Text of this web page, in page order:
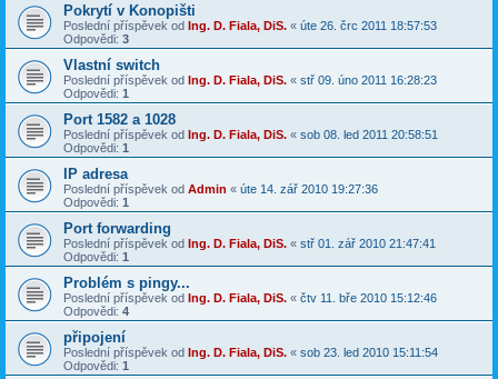
Pokrytí v Konopišti
Poslední příspěvek od Ing. D. Fiala, DiS. « úte 26. črc 2011 18:57:53
Odpovědi: 3
Vlastní switch
Poslední příspěvek od Ing. D. Fiala, DiS. « stř 09. úno 2011 16:28:23
Odpovědi: 1
Port 1582 a 1028
Poslední příspěvek od Ing. D. Fiala, DiS. « sob 08. led 2011 20:58:51
Odpovědi: 1
IP adresa
Poslední příspěvek od Admin « úte 14. zář 2010 19:27:36
Odpovědi: 1
Port forwarding
Poslední příspěvek od Ing. D. Fiala, DiS. « stř 01. zář 2010 21:47:41
Odpovědi: 1
Problém s pingy...
Poslední příspěvek od Ing. D. Fiala, DiS. « čtv 11. bře 2010 15:12:46
Odpovědi: 4
připojení
Poslední příspěvek od Ing. D. Fiala, DiS. « sob 23. led 2010 15:11:54
Odpovědi: 1